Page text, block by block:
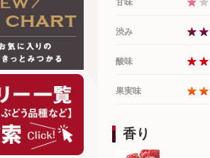
甘味
渋み
酸味
果実味
香り